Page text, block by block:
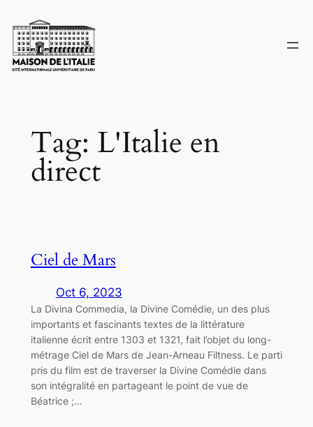
to
content
Tag: L'Italie en
direct
Ciel de Mars
Oct 6, 2023
La Divina Commedia, la Divine Comédie, un des plus
importants et fascinants textes de la littérature
italienne écrit entre 1303 et 1321, fait l’objet du long-
métrage Ciel de Mars de Jean-Arneau Filtness. Le parti
pris du film est de traverser la Divine Comédie dans
son intégralité en partageant le point de vue de
Béatrice ;…